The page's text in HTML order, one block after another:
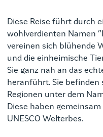
Diese Reise führt durch
wohlverdienten Namen
vereinen sich blühende
und die einheimische
Sie ganz nah an das
heranführt. Sie befinden
Regionen unter dem
Diese haben
UNESCO Welterbes.